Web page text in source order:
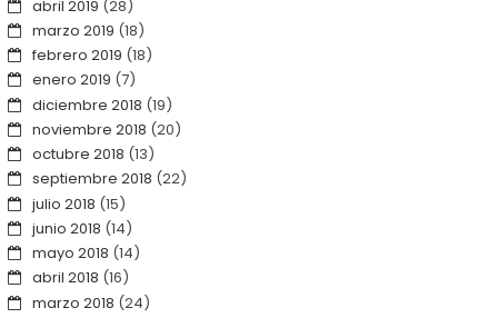
abril 2019 (28)
marzo 2019 (18)
febrero 2019 (18)
enero 2019 (7)
diciembre 2018 (19)
noviembre 2018 (20)
octubre 2018 (13)
septiembre 2018 (22)
julio 2018 (15)
junio 2018 (14)
mayo 2018 (14)
abril 2018 (16)
marzo 2018 (24)